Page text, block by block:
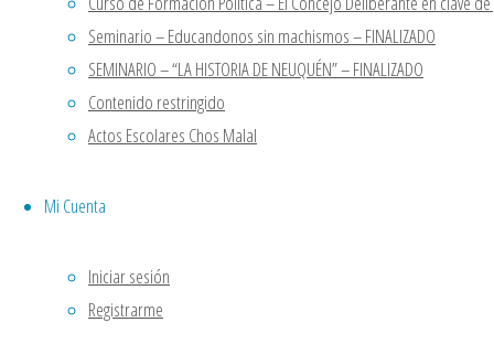
Seminario – Educandonos sin machismos – FINALIZADO
SEMINARIO – “LA HISTORIA DE NEUQUÉN” – FINALIZADO
Contenido restringido
Actos Escolares Chos Malal
Mi Cuenta
Iniciar sesión
Registrarme
ESCOLARES,
espacios
colectivos
PRESENCIAL
Casa Patria Neuquen
“LA OTRA HISTORIA” Argentina
Casa Patria NeuquenenSeminario
“LA OTRA HISTORIA” Argentina